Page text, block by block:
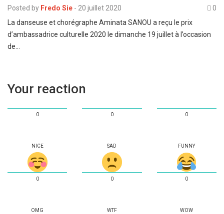
Posted by Fredo Sie - 20 juillet 2020
0
La danseuse et chorégraphe Aminata SANOU a reçu le prix
d’ambassadrice culturelle 2020 le dimanche 19 juillet à l’occasion
de…
Your reaction
0
NICE
0
SAD
0
FUNNY
0
OMG
0
WTF
0
WOW